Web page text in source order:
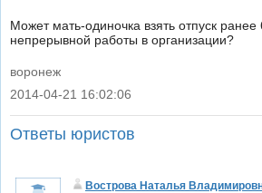
Может мать-одиночка взять отпуск
непрерывной работы в организации?
воронеж
|
2014-04-21 16:02:06
Ответы юристов
Вострова Наталья